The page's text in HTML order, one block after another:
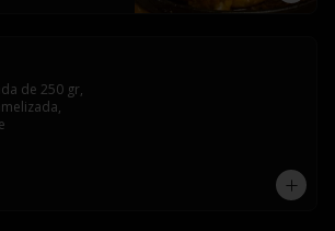
de 250 gr,